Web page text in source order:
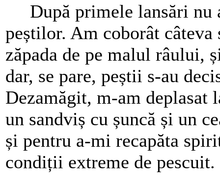
După primele lansări nu
peștilor. Am coborât
zăpada de pe malul râului,
dar, se pare, peștii s-au
Dezamăgit, m-am
un sandviș cu șuncă și un
și pentru a-mi recapăta
condiții extreme de pescuit.